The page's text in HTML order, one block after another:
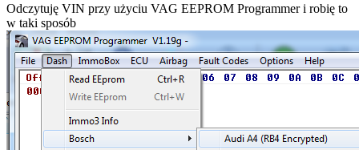
Odczytuję VIN przy użyciu VAG EEPROM Programmer i robię to
w taki sposób